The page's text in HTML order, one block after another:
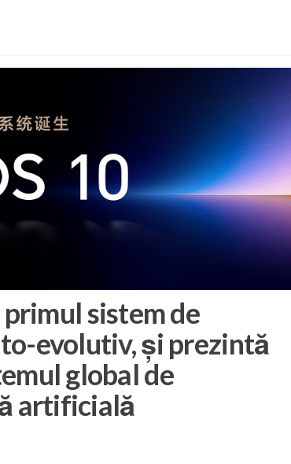
sistem de
evolutiv, și prezintă
global de
artificială